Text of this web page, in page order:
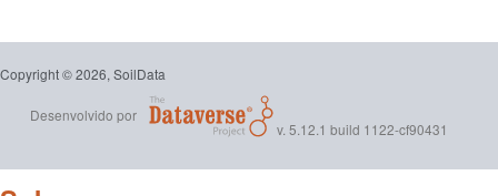
Copyright © 2026, SoilData
Desenvolvido por
v. 5.12.1 build 1122-cf90431